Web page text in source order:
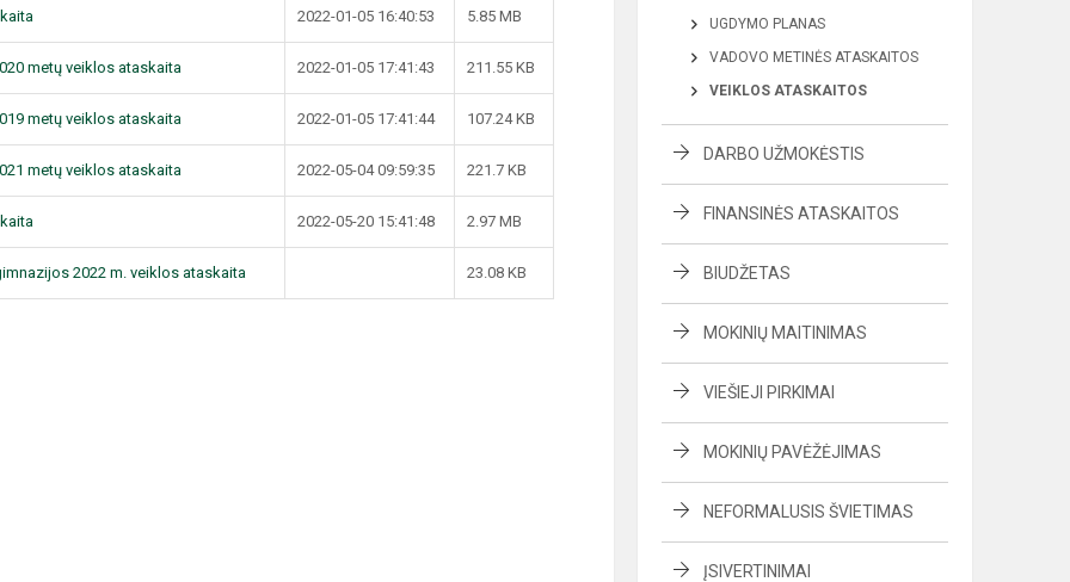
2022-01-05 16:40:53 5.85 MB
metų veiklos ataskaita 2022-01-05 17:41:43 211.55 KB
metų veiklos ataskaita 2022-01-05 17:41:44 107.24 KB
metų veiklos ataskaita 2022-05-04 09:59:35 221.7 KB
2022-05-20 15:41:48 2.97 MB
2022 m. veiklos ataskaita 23.08 KB
UGDYMO PLANAS
VADOVO METINĖS ATASKAITOS
VEIKLOS ATASKAITOS
DARBO UŽMOKĖSTIS
FINANSINĖS ATASKAITOS
BIUDŽETAS
MOKINIŲ MAITINIMAS
VIEŠIEJI PIRKIMAI
MOKINIŲ PAVĖŽĖJIMAS
NEFORMALUSIS ŠVIETIMAS
ĮSIVERTINIMAI